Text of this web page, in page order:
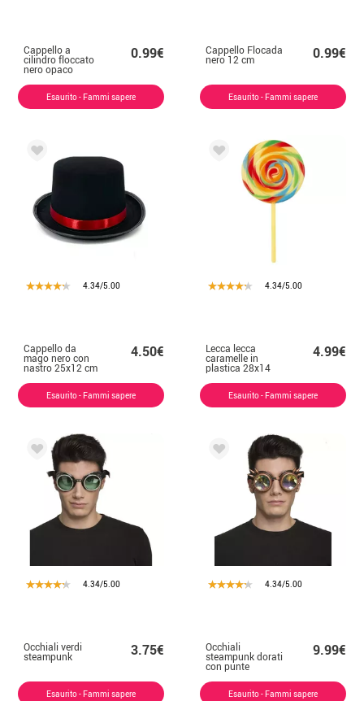
Cappello a
cilindro floccato
nero opaco
0.99€
Esaurito - Fammi sapere
Cappello Flocada
nero 12 cm 0.99€
Esaurito - Fammi sapere
4.34/5.00
Cappello da
mago nero con
nastro 25x12 cm
4.50€
Esaurito - Fammi sapere
4.34/5.00
Lecca lecca
caramelle in
plastica 28x14
cm
4.99€
Esaurito - Fammi sapere
4.34/5.00
Occhiali verdi
steampunk 3.75€
Esaurito - Fammi sapere
4.34/5.00
Occhiali
steampunk dorati
con punte
9.99€
Esaurito - Fammi sapere